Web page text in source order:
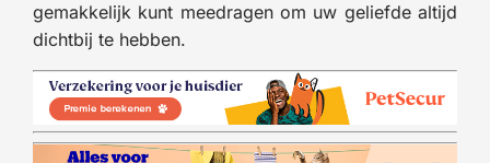
gemakkelijk kunt meedragen om uw geliefde altijd
dichtbij te hebben.